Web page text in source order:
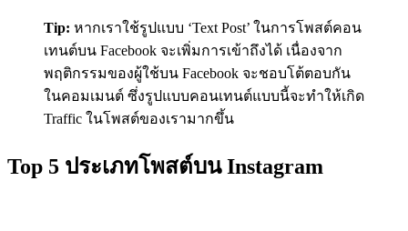
Tip: หากเราใช้รูปแบบ ‘Text Post’ ในการโพสต์คอน
เทนต์บน Facebook จะเพิ่มการเข้าถึงได้ เนื่องจาก
พฤติกรรมของผู้ใช้บน Facebook จะชอบโต้ตอบกัน
ในคอมเมนต์ ซึ่งรูปแบบคอนเทนต์แบบนี้จะทำให้เกิด
Traffic ในโพสต์ของเรามากขึ้น
Top 5 ประเภทโพสต์บนInstagram